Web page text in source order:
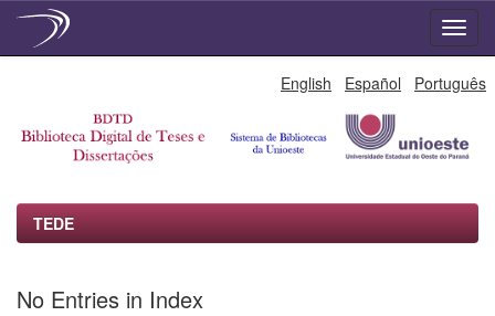
English Español Português
TEDE
No Entries in Index